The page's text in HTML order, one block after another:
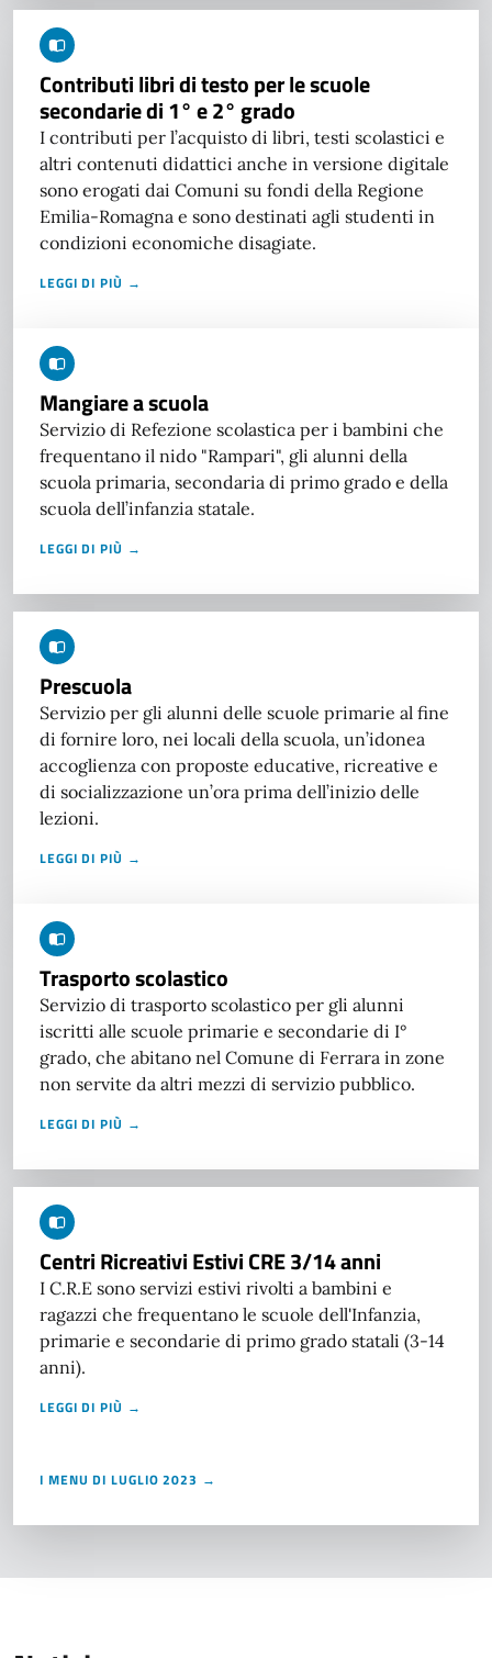
Contributi libri di testo per le scuole
secondarie di 1° e 2° grado
I contributi per l’acquisto di libri, testi scolastici e
altri contenuti didattici anche in versione digitale
sono erogati dai Comuni su fondi della Regione
Emilia-Romagna e sono destinati agli studenti in
condizioni economiche disagiate.
LEGGI DI PIÙ →
Mangiare a scuola
Servizio di Refezione scolastica per i bambini che
frequentano il nido "Rampari", gli alunni della
scuola primaria, secondaria di primo grado e della
scuola dell’infanzia statale.
LEGGI DI PIÙ →
Prescuola
Servizio per gli alunni delle scuole primarie al fine
di fornire loro, nei locali della scuola, un’idonea
accoglienza con proposte educative, ricreative e
di socializzazione un’ora prima dell’inizio delle
lezioni.
LEGGI DI PIÙ →
Trasporto scolastico
Servizio di trasporto scolastico per gli alunni
iscritti alle scuole primarie e secondarie di I°
grado, che abitano nel Comune di Ferrara in zone
non servite da altri mezzi di servizio pubblico.
LEGGI DI PIÙ →
Centri Ricreativi Estivi CRE 3/14 anni
I C.R.E sono servizi estivi rivolti a bambini e
ragazzi che frequentano le scuole dell'Infanzia,
primarie e secondarie di primo grado statali (3-14
anni).
LEGGI DI PIÙ →
I MENU DI LUGLIO 2023 →